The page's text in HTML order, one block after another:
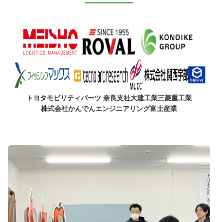
トヨタモビリティパーツ 奈良支社大建工業三菱重工業
株式会社かんでんエンジニアリング富士産業